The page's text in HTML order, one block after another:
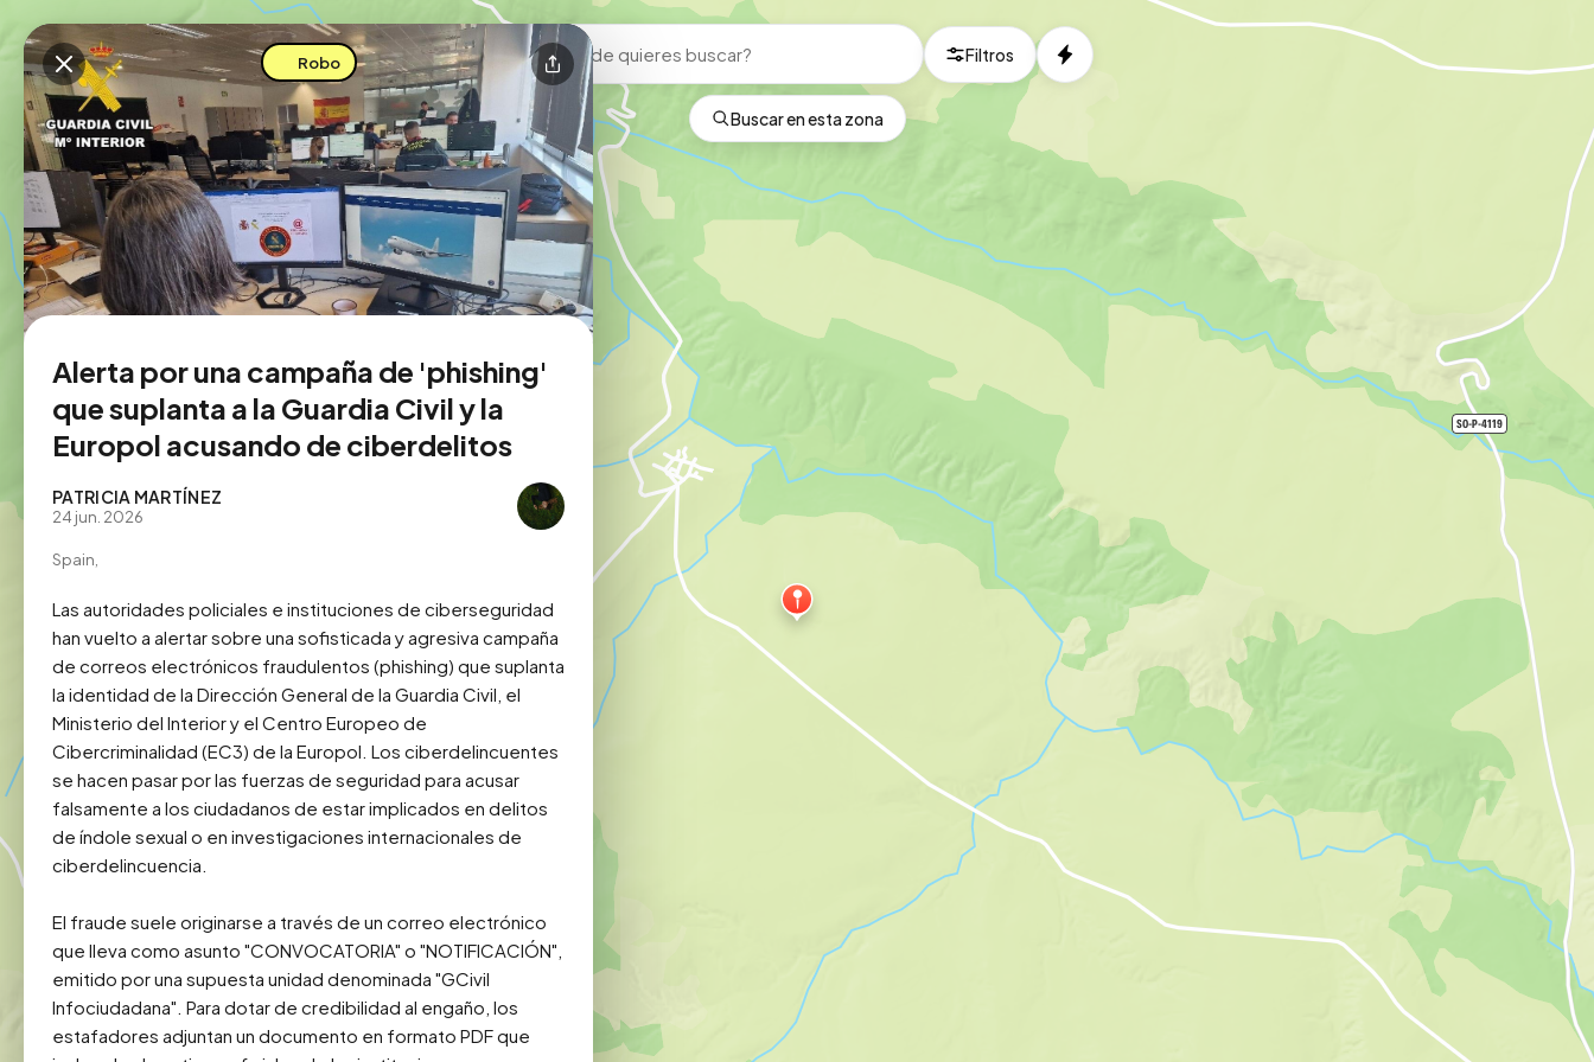
Descarga la app Filtros
Buscar en esta zona
Robo
Alerta por una campaña de 'phishing'
que suplanta a la Guardia Civil y la
Europol acusando de ciberdelitos
PATRICIA MARTÍNEZ
24 jun. 2026
Spain,
Las autoridades policiales e instituciones de ciberseguridad
han vuelto a alertar sobre una sofisticada y agresiva campaña
de correos electrónicos fraudulentos (phishing) que suplanta
la identidad de la Dirección General de la Guardia Civil, el
Ministerio del Interior y el Centro Europeo de
Cibercriminalidad (EC3) de la Europol. Los ciberdelincuentes
se hacen pasar por las fuerzas de seguridad para acusar
falsamente a los ciudadanos de estar implicados en delitos
de índole sexual o en investigaciones internacionales de
ciberdelincuencia.
El fraude suele originarse a través de un correo electrónico
que lleva como asunto "CONVOCATORIA" o "NOTIFICACIÓN",
emitido por una supuesta unidad denominada "GCivil
Infociudadana". Para dotar de credibilidad al engaño, los
estafadores adjuntan un documento en formato PDF que